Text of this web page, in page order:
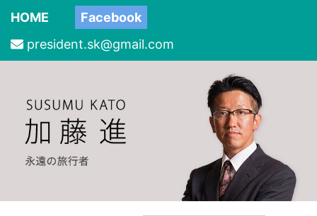
HOME
Facebook
president.sk@gmail.com